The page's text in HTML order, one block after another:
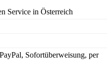
Service in Österreich
Sofortüberweisung, per